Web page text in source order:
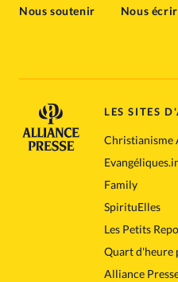
Nous soutenir Nous
LES SITES
Christianisme
Family
SpirituElles
Les Petits
Quart d'heure
Alliance